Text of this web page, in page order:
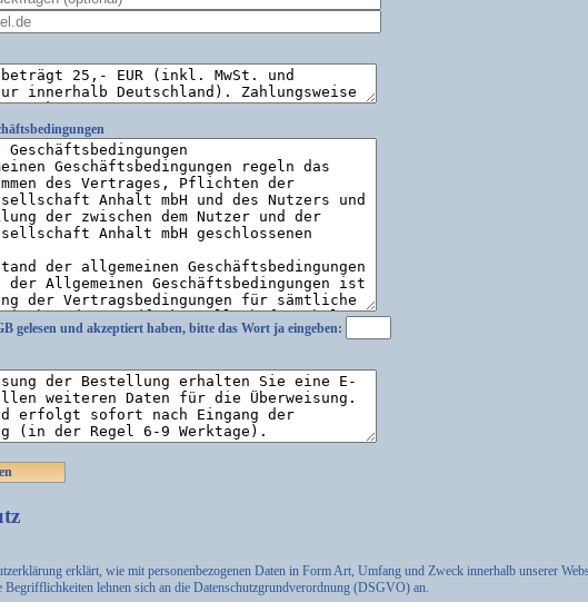
gelesen und akzeptiert haben, bitte das Wortja eingeben:
erklärt, wie mit personenbezogenen Daten in Form Art, Umfang und Zweck innerhalb unserer
Begrifflichkeiten lehnen sich an die Datenschutzgrundverordnung (DSGVO) an.